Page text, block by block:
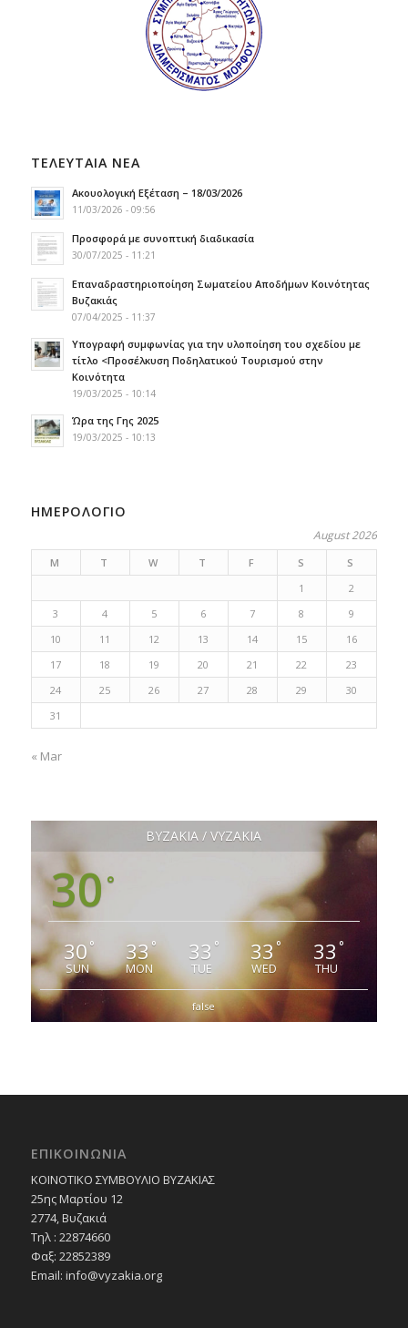
ΤΕΛΕΥΤΑΙΑ ΝΕΑ
Ακουολογική Εξέταση – 18/03/2026
11/03/2026 - 09:56
Προσφορά με συνοπτική διαδικασία
30/07/2025 - 11:21
Επαναδραστηριοποίηση Σωματείου Αποδήμων Κοινότητας
Βυζακιάς
07/04/2025 - 11:37
Υπογραφή συμφωνίας για την υλοποίηση του σχεδίου με
τίτλο <Προσέλκυση Ποδηλατικού Τουρισμού στην
Κοινότητα
19/03/2025 - 10:14
Ώρα της Γης 2025
19/03/2025 - 10:13
ΗΜΕΡΟΛΟΓΙΟ
August 2026
M T W T F S
S
1
2
3
4 5 6 7 8
9
10
11 12 13 14 15
16
17
18 19 20 21 22
23
24
25 26 27 28 29
30
31
« Mar
ΒΥΖΑΚΙΑ / VYZAKIA
30 °
30°
SUN
33°
MON
33 °
TUE
33 °
WED
33 °
THU
false
ΕΠΙΚΟΙΝΩΝΙΑ
ΚΟΙΝΟΤΙΚΟ ΣΥΜΒΟΥΛΙΟ ΒΥΖΑΚΙΑΣ
25ης Μαρτίου 12
2774, Βυζακιά
Τηλ : 22874660
Φαξ: 22852389
Email: info@vyzakia.org